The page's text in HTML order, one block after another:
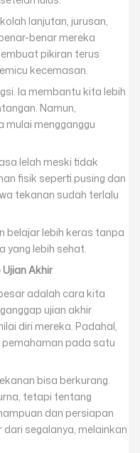
lanjutan, jurusan,
benar mereka
pikiran terus
kecemasan.
Ia membantu kita lebih
Namun,
mulai mengganggu
lelah meski tidak
fisik seperti pusing dan
tekanan sudah terlalu
belajar lebih keras tanpa
yang lebih sehat.
Akhir
adalah cara kita
ujian akhir
diri mereka. Padahal,
pemahaman pada satu
bisa berkurang.
tetapi tentang
dan persiapan
segalanya, melainkan